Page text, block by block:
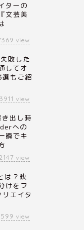
ターの
文芸美
view
敗した
してオ
選もご紹
view
出し時
への
瞬でキ
view
は？映
けをフ
エイタ
view